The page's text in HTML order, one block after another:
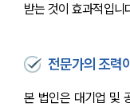
받는 것이 효과적입니
전문가의 조력
본 법인은 대기업 및